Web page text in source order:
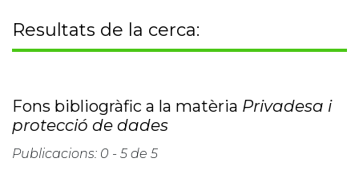
Resultats de la cerca:
Fons bibliogràfic a la matèria Privadesa i
protecció de dades
Publicacions: 0 - 5 de 5